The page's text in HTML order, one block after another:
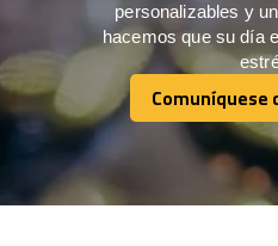
personalizables y
hacemos que su día
Comuníquese
Comuníquese